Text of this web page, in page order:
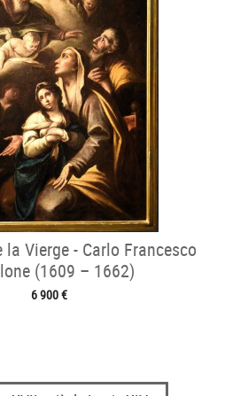
la Vierge - Carlo Francesco
(1609 – 1662)
6 900 €